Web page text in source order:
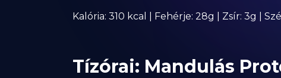
Kalória: 310 kcal | Fehérje: 28g | Zsír: 3g |
Tízórai: Mandulás